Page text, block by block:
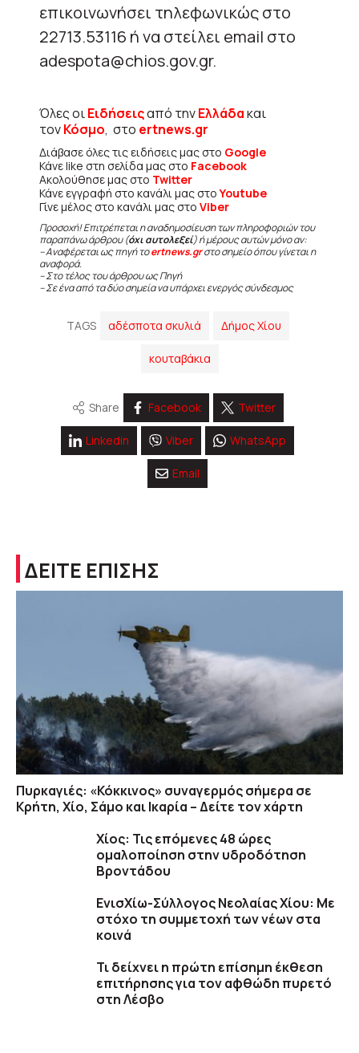
επικοινωνήσει τηλεφωνικώς στο
22713.53116 ή να στείλει email στο
adespota@chios.gov.gr.
Όλες οιΕιδήσειςαπό τηνΕλλάδακαι
τονΚόσμο, στο ertnews.gr
Διάβασε όλες τις ειδήσεις μας στο Google
Κάνε like στη σελίδα μας στο Facebook
Ακολούθησε μας στο Twitter
Κάνε εγγραφή στο κανάλι μας στοYoutube
Γίνε μέλος στο κανάλι μας στο Viber
Προσοχή! Επιτρέπεται η αναδημοσίευση των πληροφοριών του
παραπάνω άρθρου (όχι αυτολεξεί) ή μέρους αυτών μόνο αν:
– Αναφέρεται ως πηγή τοertnews.grστο σημείο όπου γίνεται η
αναφορά.
– Στο τέλος του άρθρου ως Πηγή
– Σε ένα από τα δύο σημεία να υπάρχει ενεργός σύνδεσμος
TAGS αδέσποτα σκυλιά Δήμος Χίου
κουταβάκια
Share Facebook Twitter
Linkedin Viber WhatsApp
Email
ΔΕΙΤΕ ΕΠΙΣΗΣ
Πυρκαγιές: «Κόκκινος» συναγερμός σήμερα σε
Κρήτη, Χίο, Σάμο και Ικαρία – Δείτε τον χάρτη
Χίος: Τις επόμενες 48 ώρες
ομαλοποίηση στην υδροδότηση
Βροντάδου
ΕνισΧίω-Σύλλογος Νεολαίας Χίου: Με
στόχο τη συμμετοχή των νέων στα
κοινά
Τι δείχνει η πρώτη επίσημη έκθεση
επιτήρησης για τον αφθώδη πυρετό
στη Λέσβο